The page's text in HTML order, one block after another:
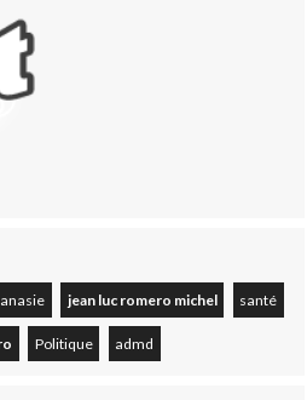
jean luc romero michel santé
Politique admd